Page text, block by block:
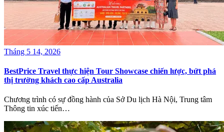
Tháng 5 14, 2026
BestPrice Travel thực hiện Tour Showcase chiến lược, bứt phá
thị trường khách cao cấp Australia
Chương trình có sự đồng hành của Sở Du lịch Hà Nội, Trung tâm
Thông tin xúc tiến…